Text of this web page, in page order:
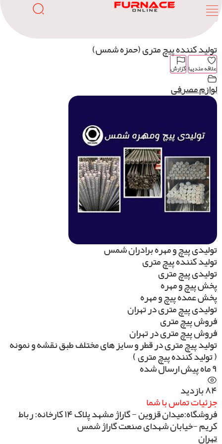
تولید کننده پیچ متری (حمزه شمس)
علاقه مندیها گزارش
لوازم مصرفی
تولیدی پیچ و مهره برادران شمس
تولید کننده پیچ متری
تولیدی پیچ متری
پخش پیچ و مهره
پخش عمده پیچ و مهره
تولیدی پیچ متری در تهران
فروش پیچ متری
فروش پیچ متری در تهران
تولید پیچ متری در قطر و سایز های مختلف طبق نقشه و نمونه
( تولید کننده پیچ متری )
۹ ماه پیش ارسال شده
۸۴ بازدید
جزئیات تماس با شما
فروشگاه:میدان قزوین - گاراژ مشهد پلاک ۱۴ کارخانه: رباط
کریم -خیابان شهدای صنعت گاراژ شمس
تهران